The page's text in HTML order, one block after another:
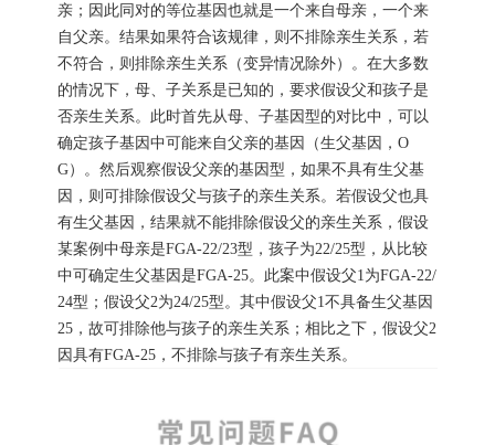
亲；因此同对的等位基因也就是一个来自母亲，一个来
自父亲。结果如果符合该规律，则不排除亲生关系，若
不符合，则排除亲生关系（变异情况除外）。在大多数
的情况下，母、子关系是已知的，要求假设父和孩子是
否亲生关系。此时首先从母、子基因型的对比中，可以
确定孩子基因中可能来自父亲的基因（生父基因，O
G）。然后观察假设父亲的基因型，如果不具有生父基
因，则可排除假设父与孩子的亲生关系。若假设父也具
有生父基因，结果就不能排除假设父的亲生关系，假设
某案例中母亲是FGA-22/23型，孩子为22/25型，从比较
中可确定生父基因是FGA-25。此案中假设父1为FGA-22/
24型；假设父2为24/25型。其中假设父1不具备生父基因
25，故可排除他与孩子的亲生关系；相比之下，假设父2
因具有FGA-25，不排除与孩子有亲生关系。